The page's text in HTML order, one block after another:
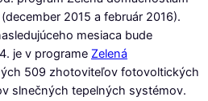
2015 a február 2016).
mesiaca bude
je v programe Zelená
509 zhotoviteľov fotovoltických
slnečných tepelných systémov.